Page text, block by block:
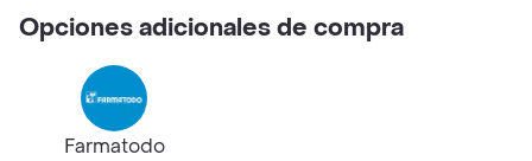
Opciones adicionales de compra
Farmatodo